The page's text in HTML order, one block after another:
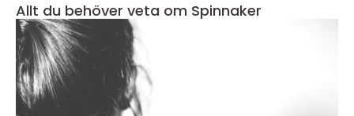
Allt du behöver veta om Spinnaker